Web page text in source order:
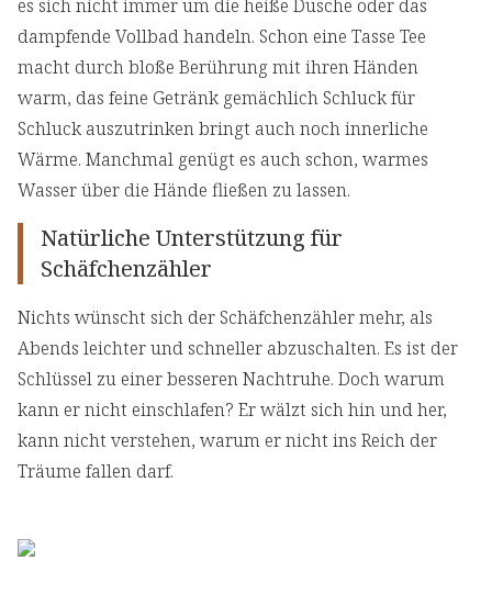
es sich nicht immer um die heiße Dusche oder das
dampfende Vollbad handeln. Schon eine Tasse Tee
macht durch bloße Berührung mit ihren Händen
warm, das feine Getränk gemächlich Schluck für
Schluck auszutrinken bringt auch noch innerliche
Wärme. Manchmal genügt es auch schon, warmes
Wasser über die Hände fließen zu lassen.
Natürliche Unterstützung für
Schäfchenzähler
Nichts wünscht sich der Schäfchenzähler mehr, als
Abends leichter und schneller abzuschalten. Es ist der
Schlüssel zu einer besseren Nachtruhe. Doch warum
kann er nicht einschlafen? Er wälzt sich hin und her,
kann nicht verstehen, warum er nicht ins Reich der
Träume fallen darf.